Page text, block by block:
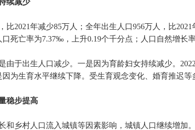
续减少
比2021年减少85万人；全年出生人口956万人，比2021
口死亡率为7.37‰，上升0.19个千分点；人口自然增长
由于出生人口减少。一是因为育龄妇女持续减少。 2022
为生育水平继续下降。受生育观念变化、婚育推迟等
稳步提高
乡村人口流入城镇等因素影响，城镇人口继续增加。